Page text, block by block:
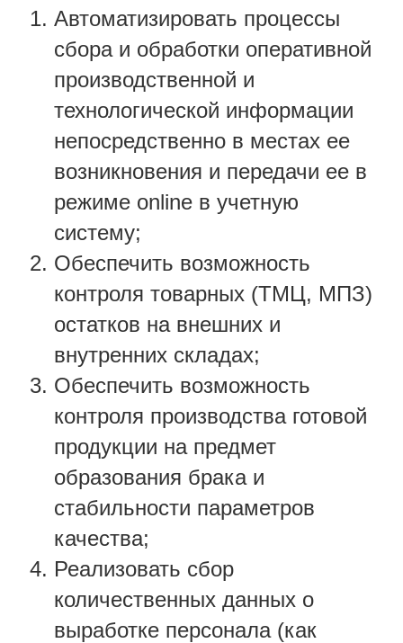
Автоматизировать процессы
сбора и обработки оперативной
производственной и
технологической информации
непосредственно в местах ее
возникновения и передачи ее в
режиме online в учетную
систему;
Обеспечить возможность
контроля товарных (ТМЦ, МПЗ)
остатков на внешних и
внутренних складах;
Обеспечить возможность
контроля производства готовой
продукции на предмет
образования брака и
стабильности параметров
качества;
Реализовать сбор
количественных данных о
выработке персонала (как